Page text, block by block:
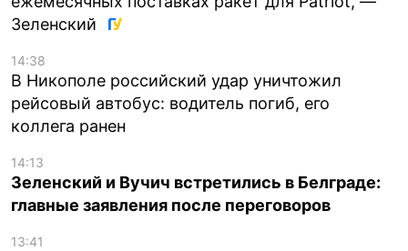
Зеленский
14:38
В Никополе российский удар уничтожил
рейсовый автобус: водитель погиб, его
коллега ранен
14:13
Зеленский и Вучич встретились в Белграде:
главные заявления после переговоров
13:41